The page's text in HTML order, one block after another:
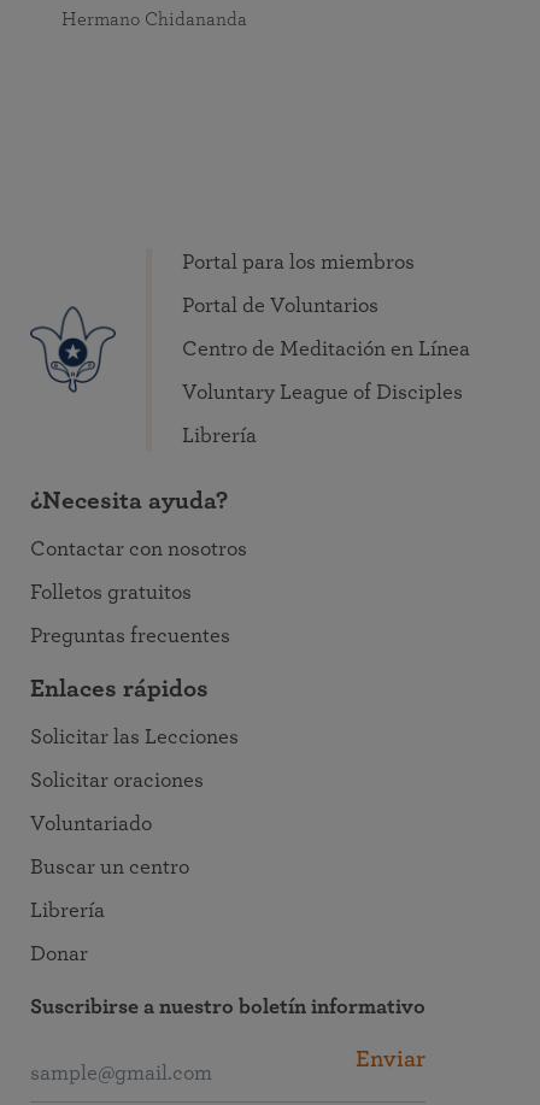
Hermano Chidananda
Portal para los miembros
Portal de Voluntarios
Centro de Meditación en Línea
Voluntary League of Disciples
Librería
¿Necesita ayuda?
Contactar con nosotros
Folletos gratuitos
Preguntas frecuentes
Enlaces rápidos
Solicitar las Lecciones
Solicitar oraciones
Voluntariado
Buscar un centro
Librería
Donar
Suscribirse a nuestro boletín informativo
Enviar